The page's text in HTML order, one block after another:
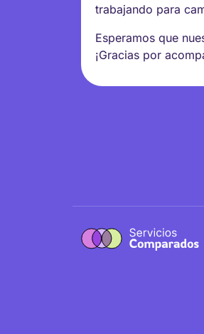
trabajando para
Esperamos que
¡Gracias por